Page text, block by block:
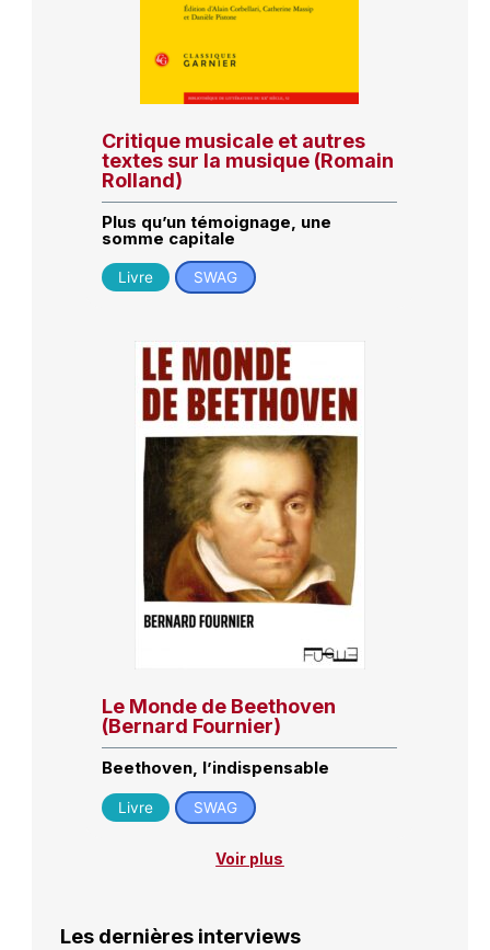
Critique musicale et autres
textes sur la musique (Romain
Rolland)
Plus qu’un témoignage, une
somme capitale
Livre SWAG
Le Monde de Beethoven
(Bernard Fournier)
Beethoven, l’indispensable
Livre SWAG
Voir plus
Les dernières interviews